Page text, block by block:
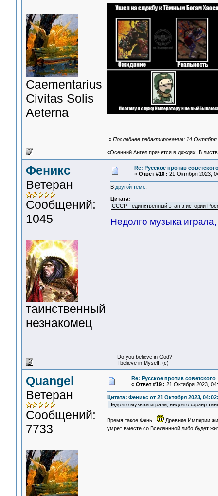
Сaementarius
Civitas Solis
Aeterna
« Последнее редактирование: 14 Октября
«Осенний Ангел прячется в дождях. В
Феникс
Ветеран
Сообщений:
1045
таинственный
незнакомец
Re: Русское против советского
« Ответ #18 : 21 Октября 2023,
В другой теме:
Цитата:
СССР - единственный этап в истории
Недолго музыка
— Do you believe in God?
— I believe in Myself. (c)
Quangel
Ветеран
Сообщений:
7733
Re: Русское против советского
« Ответ #19 : 21 Октября 2023,
Цитата: Феникс от 21 Октября 2023,
Недолго музыка играла, недолго фраер
Время такое,Фень.
Древние Империи
умрет вместе со Вселеннной,либо будет